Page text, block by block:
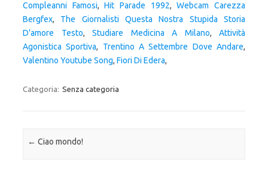
Compleanni Famosi,Hit Parade 1992,Webcam Carezza
Bergfex, The Giornalisti Questa Nostra Stupida Storia
D'amore Testo, Studiare Medicina A Milano, Attività
Agonistica Sportiva, Trentino A Settembre Dove Andare,
Valentino Youtube Song, Fiori Di Edera,
Categoria: Senza categoria
Navigazione articolo
← Ciao mondo!